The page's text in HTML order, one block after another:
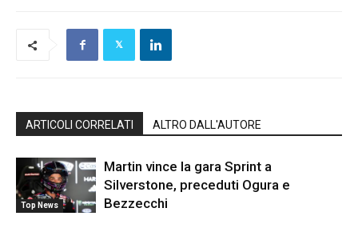
ARTICOLI CORRELATI ALTRO DALL'AUTORE
Top News
Martin vince la gara Sprint a
Silverstone, preceduti Ogura e
Bezzecchi